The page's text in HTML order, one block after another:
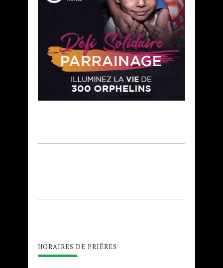
HORAIRES DE PRIÊRES